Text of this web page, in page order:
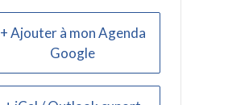
+ Ajouter à mon Agenda
Google